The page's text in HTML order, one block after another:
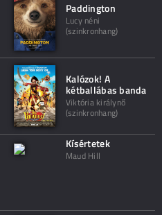
Paddington
Lucy néni
(szinkronhang)
Kalózok! A
kétballábas banda
Viktória királynő
(szinkronhang)
Kísértetek
Maud Hill